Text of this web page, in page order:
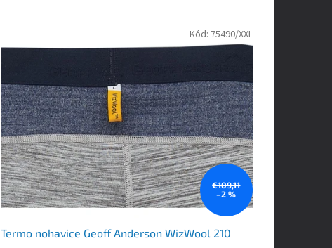
€109,11
–2 %
Termo nohavice Geoff Anderson WizWool 210
Kód: 75490/XXL